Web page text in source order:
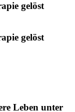
gelöst
gelöst
Leben unter